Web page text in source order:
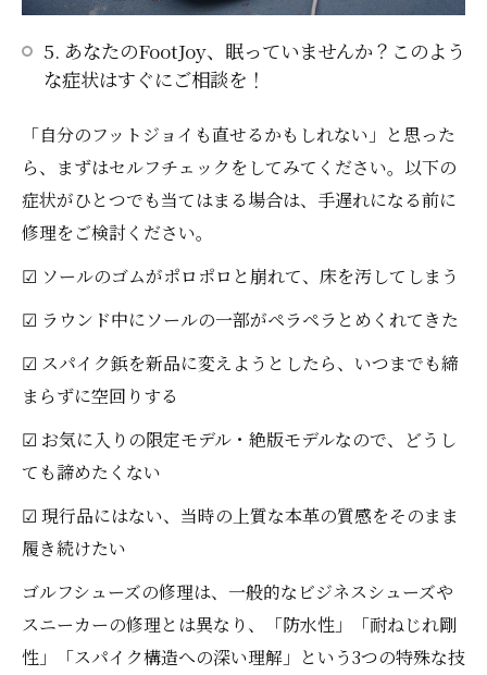
5. あなたのFootJoy、眠っていませんか？このよう
な症状はすぐにご相談を！
「自分のフットジョイも直せるかもしれない」と思った
ら、まずはセルフチェックをしてみてください。以下の
症状がひとつでも当てはまる場合は、手遅れになる前に
修理をご検討ください。
☑ ソールのゴムがポロポロと崩れて、床を汚してしまう
☑ ラウンド中にソールの一部がペラペラとめくれてきた
☑ スパイク鋲を新品に変えようとしたら、いつまでも締
まらずに空回りする
☑ お気に入りの限定モデル・絶版モデルなので、どうし
ても諦めたくない
☑ 現行品にはない、当時の上質な本革の質感をそのまま
履き続けたい
ゴルフシューズの修理は、一般的なビジネスシューズや
スニーカーの修理とは異なり、「防水性」「耐ねじれ剛
性」「スパイク構造への深い理解」という3つの特殊な技